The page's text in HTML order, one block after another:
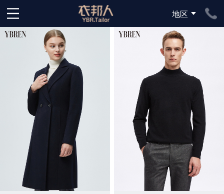
地区
下拉刷新